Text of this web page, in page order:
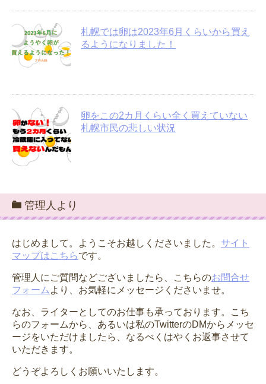
札幌では卵は2023年6月くらいから買え
るようになりました！
卵をこの2カ月くらい全く買えていない
札幌市民の悲しい状況
管理人より
はじめまして。ようこそお越しくださいました。 サイト
マップはこちらです。
管理人にご質問などございましたら、こちらのお問合せ
フォーム より、お気軽にメッセージくださいませ。
なお、ライターとしてのお仕事も承っております。こち
らのフォームから、あるいは私のTwitterのDMからメッセ
ージをいただけましたら、なるべくはやくお返事させて
いただきます。
どうぞよろしくお願いいたします。